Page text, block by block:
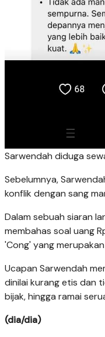
Sarwendah diduga
Sebelumnya,
konflik dengan sang
Dalam sebuah siaran
membahas soal uang
'Cong' yang
Ucapan Sarwendah
dinilai kurang etis dan
bijak, hingga ramai
(dia/dia)